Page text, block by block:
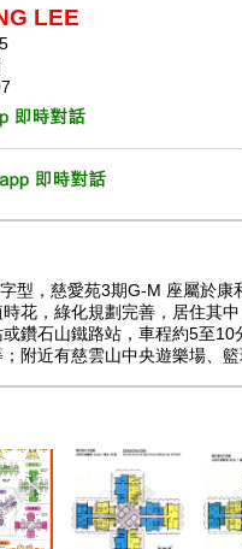
LEE
型，慈愛苑3期G-M 座屬於
花，綠化規劃完善，居住其
鑽石山鐵路站，車程約5至
附近有慈雲山中央遊樂場、